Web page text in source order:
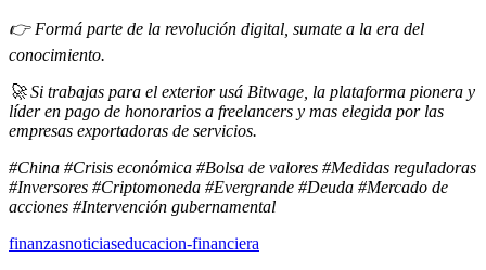
👉 Formá parte de la revolución digital, sumate a la era del
conocimiento.
🚀 Si trabajas para el exterior usá Bitwage, la plataforma pionera y
líder en pago de honorarios a freelancers y mas elegida por las
empresas exportadoras de servicios.
#China #Crisis económica #Bolsa de valores #Medidas reguladoras
#Inversores #Criptomoneda #Evergrande #Deuda #Mercado de
acciones #Intervención gubernamental
finanzasnoticiaseducacion-financiera